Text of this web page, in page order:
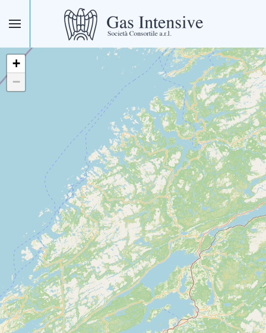
Skip to main content
+
−